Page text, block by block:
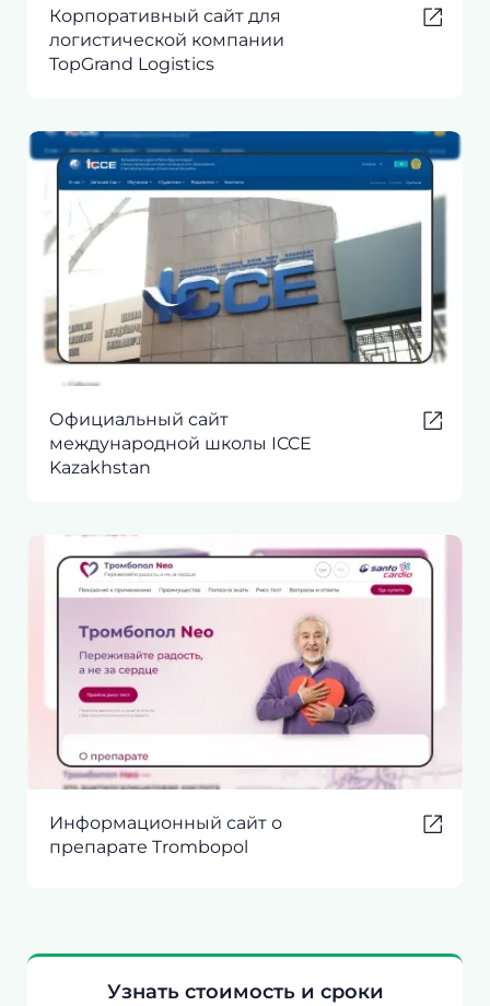
Корпоративный сайт для
логистической компании
TopGrand Logistics
Официальный сайт
международной школы ICCE
Kazakhstan
Информационный сайт о
препарате Trombopol
Узнать стоимость и сроки